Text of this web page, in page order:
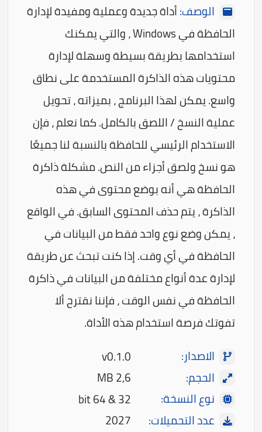
الوصف:أداة جديدة وعملية ومفيدة لإدارة
الحافظة في Windows ، والتي يمكنك
استخدامها بطريقة بسيطة وسهلة لإدارة
محتويات هذه الذاكرة المستخدمة على نطاق
واسع. يمكن لهذا البرنامج ، بميزاته ، تحويل
عملية النسخ / اللصق بالكامل. كما نعلم ، فإن
الاستخدام الرئيسي للحافظة بالنسبة لنا جميعًا
هو نسخ ولصق أجزاء من النص. مشكلة ذاكرة
الحافظة هي أنه بوضع محتوى في هذه
الذاكرة ، يتم حذف المحتوى السابق. في الواقع
، يمكن وضع نوع واحد فقط من البيانات في
الحافظة في أي وقت. إذا كنت تبحث عن طريقة
لإدارة عدة أنواع مختلفة من البيانات في ذاكرة
الحافظة في نفس الوقت ، فإننا نقترح ألا
تفوتك فرصة استخدام هذه الأداة.
الاصدار:
v0.1.0
الحجم:
2,6 MB
نوع النسخة:
32 & 64 bit
عدد التحميلات:
2027